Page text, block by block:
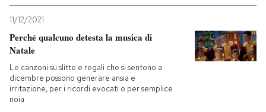
11/12/2021
Perché qualcuno detesta la musica di
Natale
Le canzoni su slitte e regali che si sentono a
dicembre possono generare ansia e
irritazione, per i ricordi evocati o per semplice
noia